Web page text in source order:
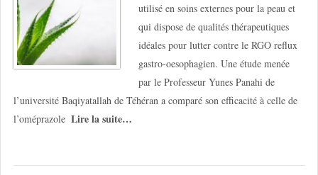
utilisé en soins externes pour la peau et
qui dispose de qualités thérapeutiques
idéales pour lutter contre le RGO reflux
gastro-oesophagien. Une étude menée
par le Professeur Yunes Panahi de
l’université Baqiyatallah de Téhéran a comparé son efficacité à celle de
l’oméprazole Lire la suite…